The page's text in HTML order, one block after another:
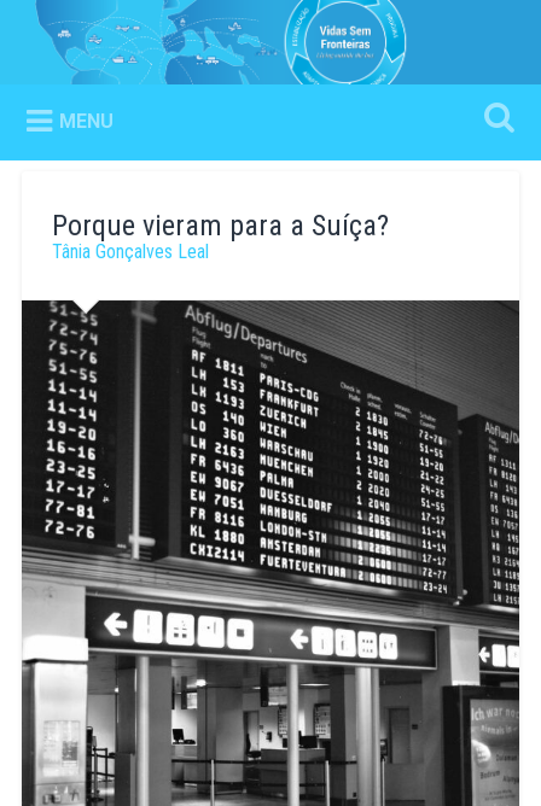
conteúdo
PesquisaVidas Sem Fronteiras
Living outside the box
MENU
Porque vieram para a Suíça?
Tânia Gonçalves Leal